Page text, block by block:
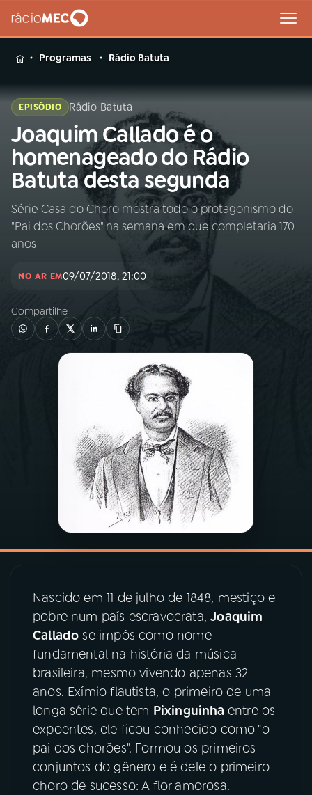
MENU
Buscar
na
Rádio
MEC
Buscar
Início AO VIVO
PODCASTS
VIDEOCASTS
ÚLTIMAS
ACOMPANHE A RÁDIO MEC
YouTube Facebook
Instagram X
TikTok
Programas Rádio Batuta
EPISÓDIO Rádio Batuta
Joaquim Callado é o
homenageado do Rádio
Batuta desta segunda
Série Casa do Choro mostra todo o protagonismo do
"Pai dos Chorões" na semana em que completaria 170
anos
NO AR EM09/07/2018, 21:00
Compartilhe
Nascido em 11 de julho de 1848, mestiço e
pobre num país escravocrata,Joaquim
Callado se impôs como nome
fundamental na história da música
brasileira, mesmo vivendo apenas 32
anos. Exímio flautista, o primeiro de uma
longa série que tem Pixinguinha entre os
expoentes, ele ficou conhecido como "o
pai dos chorões". Formou os primeiros
conjuntos do gênero e é dele o primeiro
choro de sucesso: A flor amorosa.